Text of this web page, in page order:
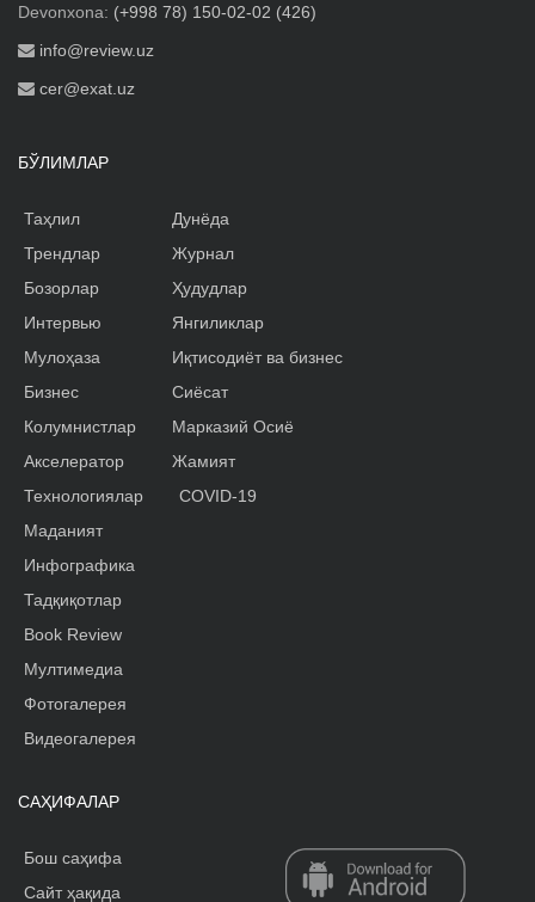
Devonxona: (+998 78) 150-02-02 (426)
info@review.uz
cer@exat.uz
БЎЛИМЛАР
Таҳлил
Трендлар
Бозорлар
Интервью
Мулоҳаза
Бизнес
Колумнистлар
Акселератор
Дунёда
Журнал
Ҳудудлар
Янгиликлар
Иқтисодиёт ва бизнес
Сиёсат
Марказий Осиё
Жамият
Технологиялар
Маданият
Инфографика
Тадқиқотлар
Book Review
Мултимедиа
Фотогалерея
Видеогалерея
COVID-19
САҲИФАЛАР
Бош саҳифа
Сайт ҳақида